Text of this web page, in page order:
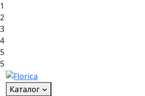
1
2
3
4
5
5
Каталог